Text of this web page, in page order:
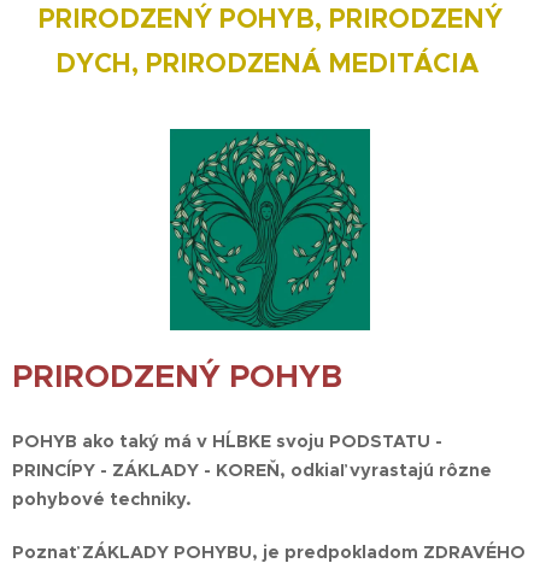
PRIRODZENÝ POHYB, PRIRODZENÝ
DYCH, PRIRODZENÁ MEDITÁCIA
PRIRODZENÝ POHYB
POHYB ako taký má v HĹBKE svoju PODSTATU -
PRINCÍPY - ZÁKLADY - KOREŇ, odkiaľ vyrastajú rôzne
pohybové techniky.
Poznať ZÁKLADY POHYBU, je predpokladom ZDRAVÉHO